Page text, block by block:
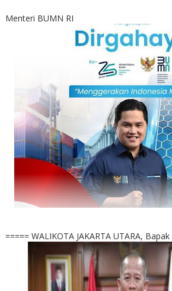
Menteri BUMN RI
===== WALIKOTA JAKARTA UTARA,